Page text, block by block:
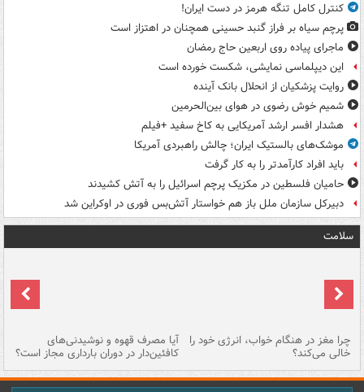
کنترل کامل تنگه هرمز در دست ایران!
پرچم سیاه بر فراز گنبد حسینی همچنان در اهتزاز است
ماجرای پیاده روی اربعین حاج رمضان
این دیپلماسی نمایشی، شکست خورده است
روایت پزشکیان از انحلال بانک آینده
شمیم خوش رضوی در هوای بین‌الحرمین
هشدار افسر ارشد آمریکایی به کاخ سفید +فیلم
موشک‌های بالستیک ایران؛ چالش راهبردی آمریکا
باید افراد کارآمدتر را به کار گرفت
حامیان فلسطین در مکزیک پرچم اسرائیل را به آتش کشیدند
دبیرکل سازمان ملل باز هم خواستار آتش‌بس فوری در اوکراین شد
سلامت
چرا مغز در هنگام خواب، انرژی خود را
خالی می‌کند؟
آیا مصرف قهوه و نوشیدنی‌های
کافئین‌دار در دوران بارداری مجاز است؟